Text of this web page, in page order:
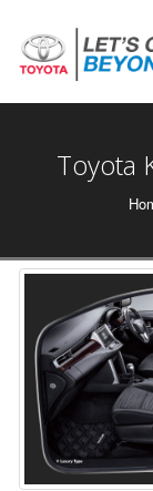
Toyota